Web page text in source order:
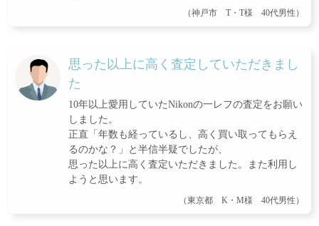
（神戸市 T・T様 40代男性）
思った以上に高く査定していただきまし
た
10年以上愛用していたNikonの一レフの査定をお願い
しました。
正直「年数も経っているし、高く買い取ってもらえ
るのかな？」と半信半疑でしたが、
思った以上に高く査定いただきました。また利用し
ようと思います。
（東京都 K・M様 40代男性）